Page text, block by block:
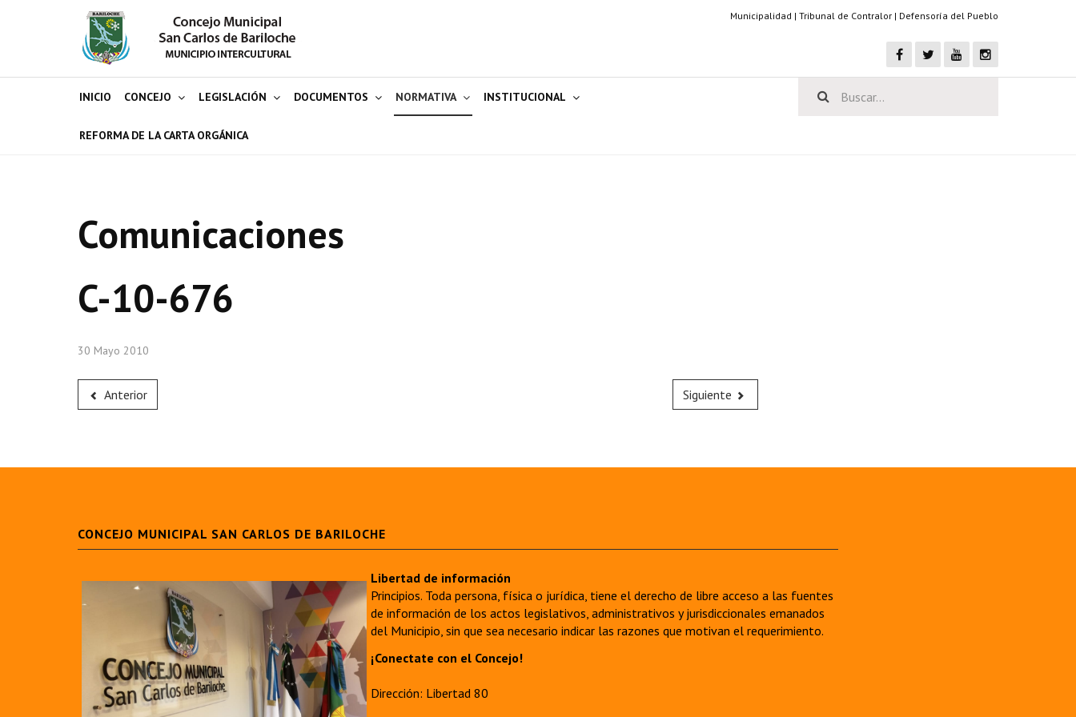
Municipalidad | Tribunal de Contralor | Defensoría del Pueblo
INICIO CONCEJO LEGISLACIÓN DOCUMENTOS NORMATIVA INSTITUCIONAL
REFORMA DE LA CARTA ORGÁNICA
Comunicaciones
C-10-676
30 Mayo 2010
Anterior Siguiente
CONCEJO MUNICIPAL SAN CARLOS DE BARILOCHE
Libertad de información
Principios. Toda persona, física o jurídica, tiene el derecho de libre acceso a las fuentes
de información de los actos legislativos, administrativos y jurisdiccionales emanados
del Municipio, sin que sea necesario indicar las razones que motivan el requerimiento.
¡Conectate con el Concejo!
Dirección: Libertad 80